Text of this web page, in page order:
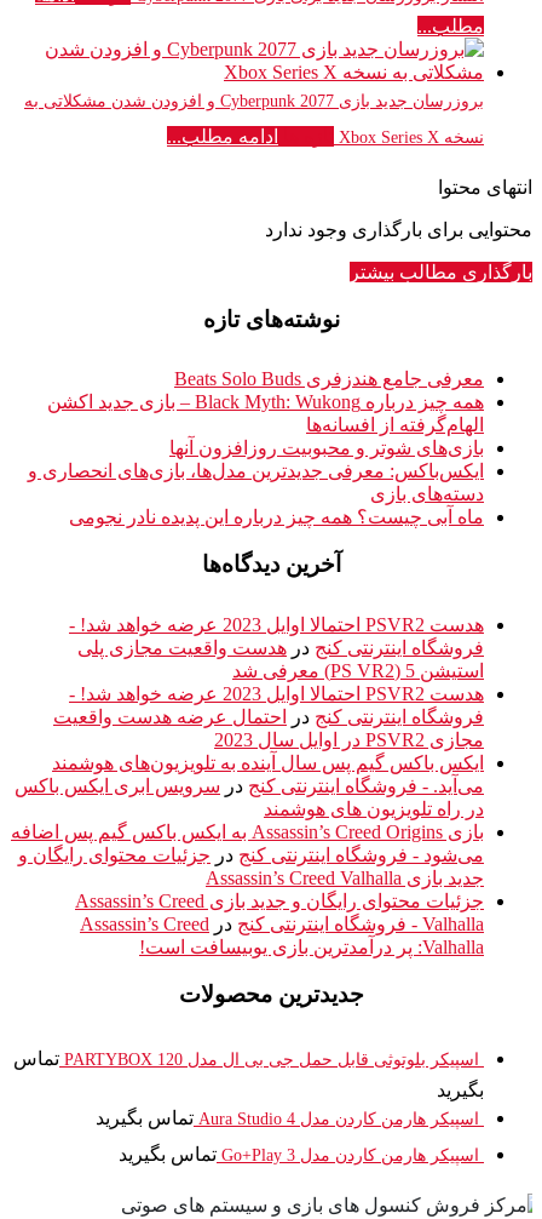
مطلب...
بروزرسان جدید بازی Cyberpunk 2077 و افزودن شدن مشکلاتی به
نسخه Xbox Series X
ادامه مطلب...
انتهای محتوا
محتوایی برای بارگذاری وجود ندارد
بارگذاری مطالب بیشتر
نوشته‌های تازه
معرفی جامع هندزفری Beats Solo Buds
همه چیز درباره Black Myth: Wukong – بازی جدید اکشن
الهام‌گرفته از افسانه‌ها
بازی‌های شوتر و محبوبیت روزافزون آنها
ایکس‌باکس: معرفی جدیدترین مدل‌ها، بازی‌های انحصاری و
دسته‌های بازی
ماه آبی چیست؟ همه چیز درباره این پدیده نادر نجومی
آخرین دیدگاه‌ها
هدست PSVR2 احتمالا اوایل 2023 عرضه خواهد شد! -
فروشگاه اینترنتی کنج در هدست واقعیت مجازی پلی
استیشن 5 (PS VR2) معرفی شد
هدست PSVR2 احتمالا اوایل 2023 عرضه خواهد شد! -
فروشگاه اینترنتی کنج در
احتمال عرضه هدست واقعیت
مجازی PSVR2 در اوایل سال 2023
ایکس باکس گیم پس سال آینده به تلویزیون‌های هوشمند
می‌آید. - فروشگاه اینترنتی کنج در سرویس ابری ایکس باکس
در راه تلویزیون های هوشمند
بازی Assassin’s Creed Origins به ایکس باکس گیم پس اضافه
می‌شود - فروشگاه اینترنتی کنج در جزئیات محتوای رایگان و
جدید بازی Assassin’s Creed Valhalla
جزئیات محتوای رایگان و جدید بازی Assassin’s Creed
Valhalla - فروشگاه اینترنتی کنج
در Assassin’s Creed
Valhalla: پر درآمدترین بازی یوبیسافت است!
جدیدترین محصولات
اسپیکر بلوتوثی قابل حمل جی بی ال مدل PARTYBOX 120
تماس
بگیرید
اسپیکر هارمن کاردن مدل Aura Studio 4 تماس بگیرید
اسپیکر هارمن کاردن مدل Go+Play 3 تماس بگیرید